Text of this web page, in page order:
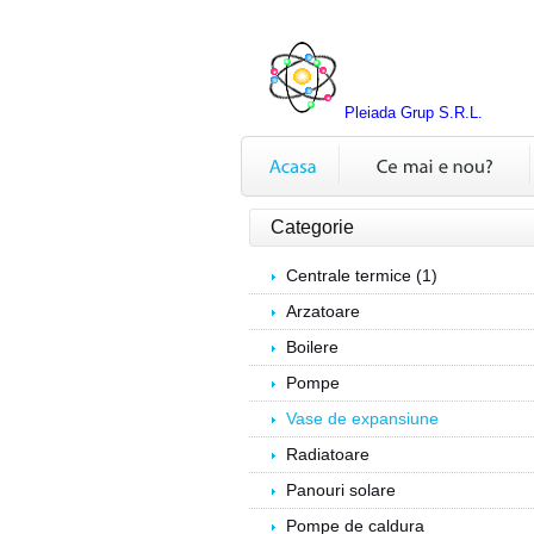
Pleiada Grup S.R.L.
Categorie
Centrale termice (1)
Arzatoare
Boilere
Pompe
Vase de expansiune
Radiatoare
Panouri solare
Pompe de caldura